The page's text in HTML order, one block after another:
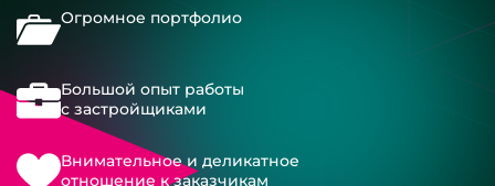
Огромное портфолио
Большой опыт работы
с застройщиками
Внимательное и деликатное
отношение к заказчикам